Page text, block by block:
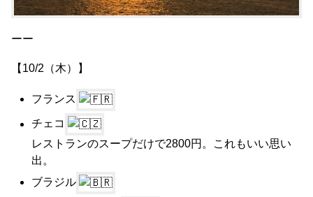
ーー
【10/2（木）】
フランス
チェコ
レストランのスープだけで2800円。これもいい思い
出。
ブラジル